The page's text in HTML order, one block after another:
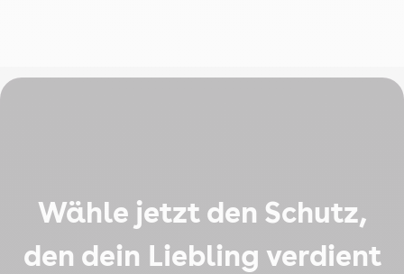
Wähle jetzt den Schutz,
den dein Liebling verdient